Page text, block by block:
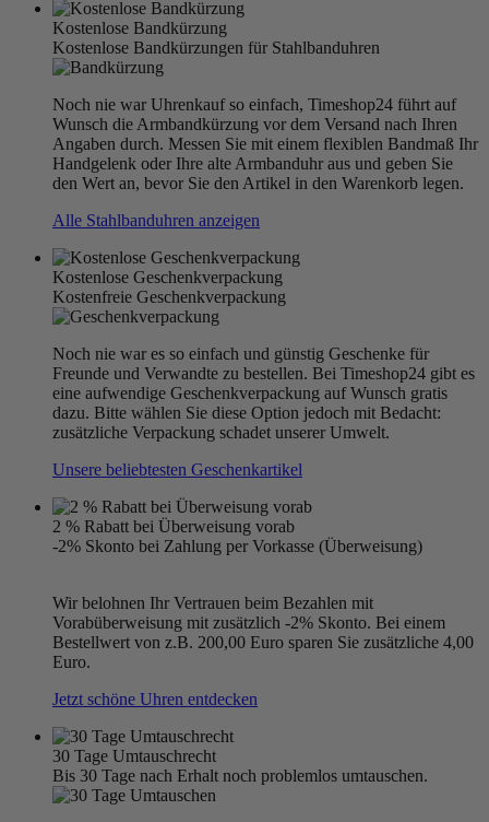
Kostenlose Bandkürzung
Kostenlose Bandkürzungen für Stahlbanduhren
Noch nie war Uhrenkauf so einfach, Timeshop24 führt auf
Wunsch die Armbandkürzung vor dem Versand nach Ihren
Angaben durch. Messen Sie mit einem flexiblen Bandmaß Ihr
Handgelenk oder Ihre alte Armbanduhr aus und geben Sie
den Wert an, bevor Sie den Artikel in den Warenkorb legen.
Alle Stahlbanduhren anzeigen
Kostenlose Geschenkverpackung
Kostenfreie Geschenkverpackung
Noch nie war es so einfach und günstig Geschenke für
Freunde und Verwandte zu bestellen. Bei Timeshop24 gibt es
eine aufwendige Geschenkverpackung auf Wunsch gratis
dazu. Bitte wählen Sie diese Option jedoch mit Bedacht:
zusätzliche Verpackung schadet unserer Umwelt.
Unsere beliebtesten Geschenkartikel
2 % Rabatt bei Überweisung vorab
-2% Skonto bei Zahlung per Vorkasse (Überweisung)
Wir belohnen Ihr Vertrauen beim Bezahlen mit
Vorabüberweisung mit zusätzlich -2% Skonto. Bei einem
Bestellwert von z.B. 200,00 Euro sparen Sie zusätzliche 4,00
Euro.
Jetzt schöne Uhren entdecken
30 Tage Umtauschrecht
Bis 30 Tage nach Erhalt noch problemlos umtauschen.